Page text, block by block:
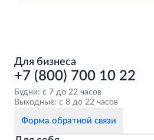
Для бизнеса
+7 (800) 700 10 22
Будни: с 7 до 22 часов
Выходные: с 8 до 22 часов
Форма обратной связи